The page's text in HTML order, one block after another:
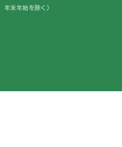
末年始を除く）